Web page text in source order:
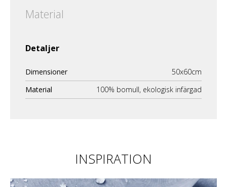
Material
Detaljer
Dimensioner
50x60cm
Material
100% bomull, ekologisk infärgad
INSPIRATION